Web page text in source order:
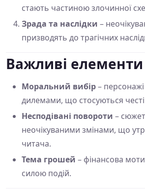
стають частиною злочинної
Зрада та наслідки –
призводять до трагічних
Важливі
Моральний вибір–
дилемами, що стосуються
Несподівані повороти –
неочікуваними змінами, що
читача.
Тема грошей – фінансова
силою подій.